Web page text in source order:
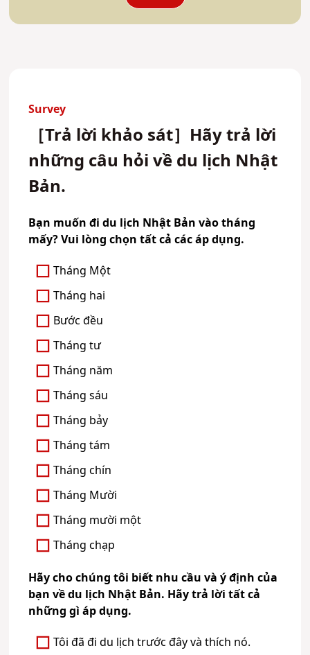
Survey
［Trả lời khảo sát］Hãy trả lời
những câu hỏi về du lịch Nhật
Bản.
Bạn muốn đi du lịch Nhật Bản vào tháng
mấy? Vui lòng chọn tất cả các áp dụng.
Tháng Một
Tháng hai
Bước đều
Tháng tư
Tháng năm
Tháng sáu
Tháng bảy
Tháng tám
Tháng chín
Tháng Mười
Tháng mười một
Tháng chạp
Hãy cho chúng tôi biết nhu cầu và ý định của
bạn về du lịch Nhật Bản. Hãy trả lời tất cả
những gì áp dụng.
Tôi đã đi du lịch trước đây và thích nó.